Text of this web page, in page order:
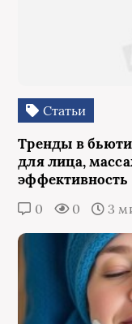
Статьи
Тренды в
для лица,
эффективность
0 0 3